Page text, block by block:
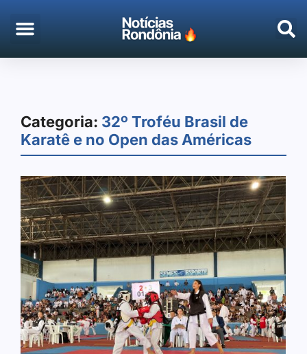
Categoria: 32º Troféu Brasil de
Karatê e no Open das Américas